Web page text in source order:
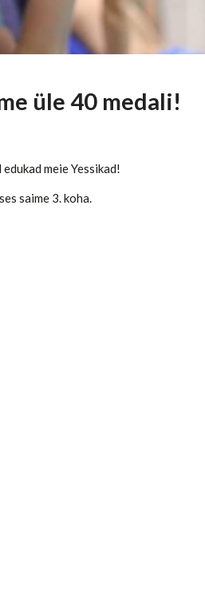
üle 40 medali!
meie Yessikad!
saime 3. koha.